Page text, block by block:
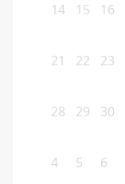
14 15 16
21 22 23
28 29 30
4 5 6